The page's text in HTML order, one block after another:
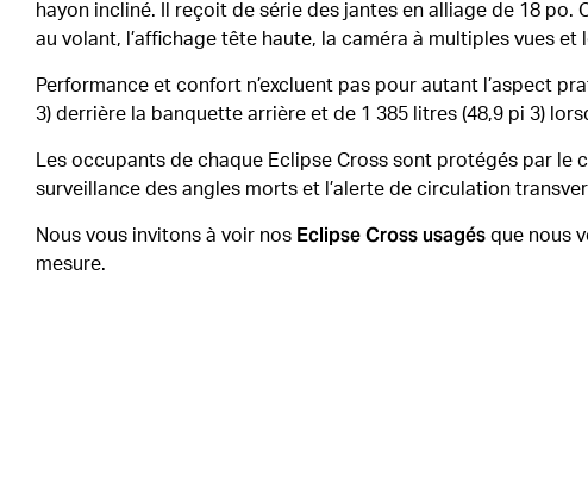
hayon incliné. Il reçoit de série des jantes en alliage de 18
au volant, l’affichage tête haute, la caméra à multiples vues
Performance et confort n’excluent pas pour autant l’aspect
3) derrière la banquette arrière et de 1 385 litres (48,9 pi 3)
Les occupants de chaque Eclipse Cross sont protégés par
surveillance des angles morts et l’alerte de circulation
Nous vous invitons à voir nos Eclipse Cross usagés que nous
mesure.